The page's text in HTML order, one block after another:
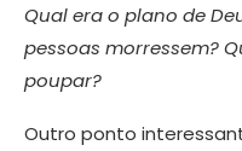
Qual era o plano de
pessoas morressem?
poupar?
Outro ponto